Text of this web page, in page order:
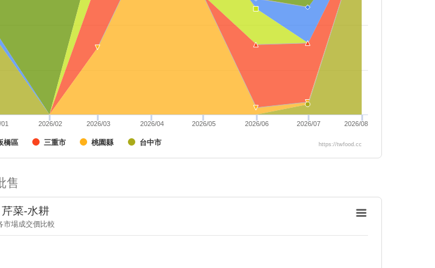
橋區 三重市 桃園縣 台中市
01 2026/02 2026/03 2026/04 2026/05 2026/06 2026/07 2026/08
https://twfood.cc
售
芹菜-水耕
市場成交價比較